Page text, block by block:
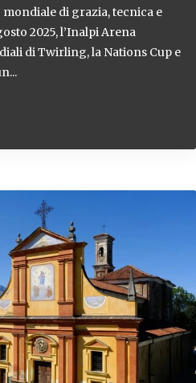
di grazia, tecnica e
2025, l’Inalpi Arena
di Twirling, la Nations Cup e